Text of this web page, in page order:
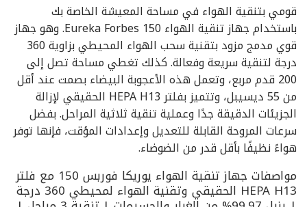
قومي بتنقية الهواء في مساحة المعيشة الخاصة بك
باستخدام جهاز تنقية الهواء Eureka Forbes 150. وهو جهاز
قوي مدمج مزود بتقنية سحب الهواء المحيطي بزاوية 360
درجة لتنقية سريعة وفعالة. كذلك تغطي مساحة تصل إلى
200 قدم مربع، وتعمل هذه الأعجوبة البيضاء بصمت عند أقل
من 55 ديسيبل، وتتميز بفلتر HEPA H13 الحقيقي لإزالة
الجزيئات الدقيقة جدًا وعملية تنقية ثلاثية المراحل. بفضل
سرعات المروحة القابلة للتعديل وإعدادات المؤقت، فإنها توفر
هواءً نظيفًا بأقل قدر من الضوضاء.
مواصفات جهاز تنقية الهواء يوريكا فوربس 150 مع فلتر
HEPA H13 الحقيقي وتقنية الهواء لمحيطي 360 درجة